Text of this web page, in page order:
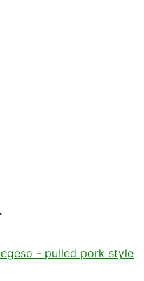
- pulled pork style